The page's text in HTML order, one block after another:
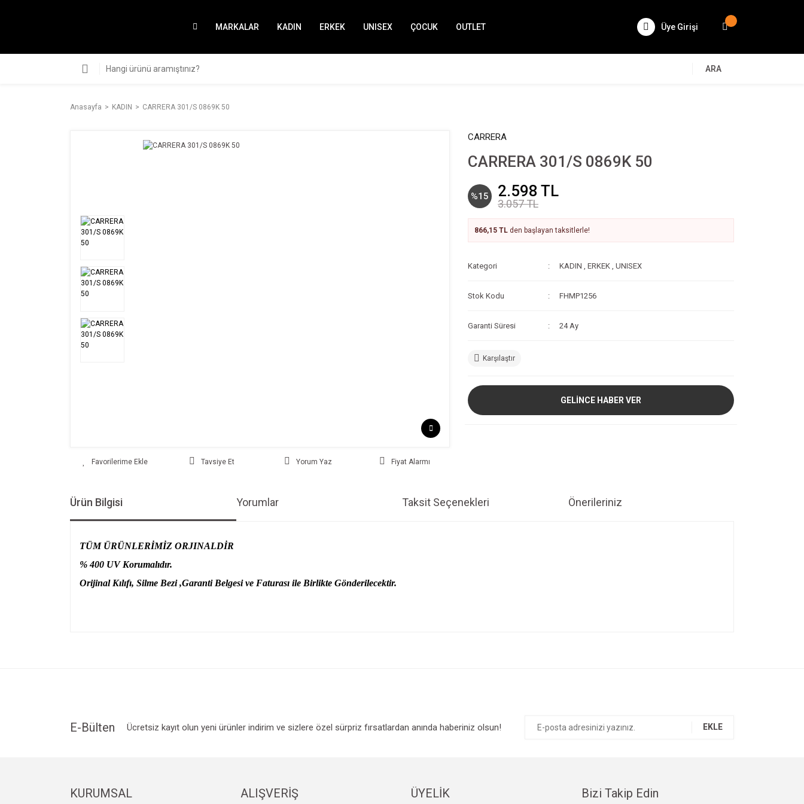
MARKALAR KADIN ERKEK UNISEX ÇOCUK OUTLET Üye Girişi
ARA
Anasayfa KADIN CARRERA 301/S 0869K 50
Tavsiye Et Yorum Yaz Fiyat Alarmı
CARRERA
CARRERA 301/S 0869K 50
%15 2.598 TL
3.057 TL
866,15 TL den başlayan taksitlerle!
Kategori KADIN , ERKEK , UNISEX
Stok Kodu FHMP1256
Garanti Süresi 24 Ay
Karşılaştır
GELİNCE HABER VER
Ürün Bilgisi Yorumlar Taksit Seçenekleri Önerileriniz
TÜM ÜRÜNLERİMİZ ORJINALDİR
% 400 UV Korumalıdır.
Orijinal Kılıfı, Silme Bezi ,Garanti Belgesi ve Faturası ile Birlikte Gönderilecektir.
Bu ürüne benzer farklı alternatifler olmalı.
E-Bülten Ücretsiz kayıt olun yeni ürünler indirim ve sizlere özel sürpriz fırsatlardan anında haberiniz olsun! EKLE
KURUMSAL ALIŞVERİŞ ÜYELİK Bizi Takip Edin